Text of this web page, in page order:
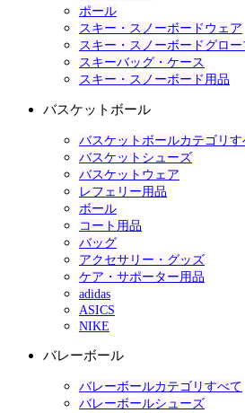
ポール
スキー・スノーボードウェア
スキー・スノーボードグロー
スキーバッグ・ケース
スキー・スノーボード用品
バスケットボール
バスケットボールカテゴリす
バスケットシューズ
バスケットウェア
レフェリー用品
ボール
コート用品
バッグ
アクセサリー・グッズ
ケア・サポーター用品
adidas
ASICS
NIKE
バレーボール
バレーボールカテゴリすべて
バレーボールシューズ